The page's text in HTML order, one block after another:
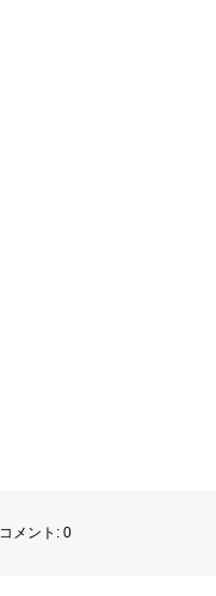
コメント: 0